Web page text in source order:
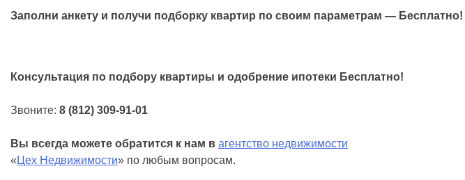
Заполни анкету и получи подборку квартир по своим параметрам — Бесплатно!
Консультация по подбору квартиры и одобрение ипотеки Бесплатно!
Звоните: 8 (812) 309-91-01
Вы всегда можете обратится к нам в агентство недвижимости
« Цех Недвижимости» по любым вопросам.